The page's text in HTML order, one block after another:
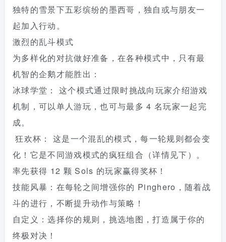
独特的雪景下五彩缤纷的墨西哥，独自或与朋友一
起加入行动。
激烈的乱斗模式
为多样化的对抗做好准备，在各种模式中，只有最
机智的企鹅才能胜出：
冰球学堂： 这个模式通过限时挑战向玩家介绍游戏
机制，可以单人游玩，也可与最多 4 名玩家一起完
成。
狂欢杯： 这是一个混乱的模式，每一轮规则都会变
化！它是不同游戏模式的疯狂组合（详情见下）。
率先获得 12 颗 Sols 的玩家赢得奖杯！
技能风暴：在每轮之间增强你的 Pinghero，随着战
斗的进行，不断提升动作与策略！
自定义：选择你的规则，挑选地图，打造属于你的
终极对决！